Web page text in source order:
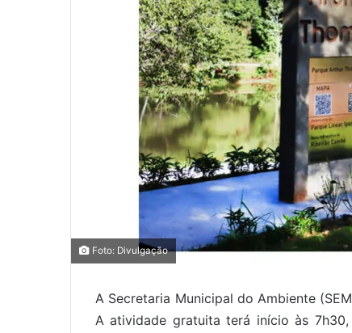
Foto: Divulgação
A Secretaria Municipal do Ambiente
A atividade gratuita terá início às